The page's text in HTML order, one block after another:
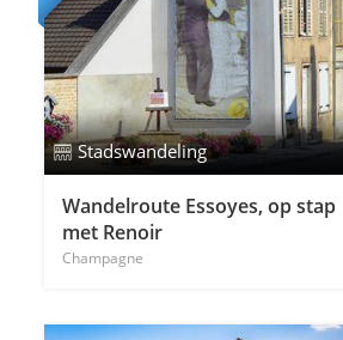
Stadswandeling
Wandelroute Essoyes, op stap
met Renoir
Champagne